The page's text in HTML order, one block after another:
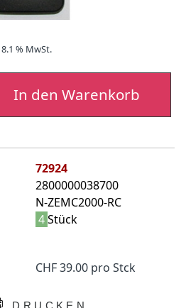
% MwSt.
In den Warenkorb
72924
2800000038700
N-ZEMC2000-RC
4Stück
CHF 39.00 pro Stck